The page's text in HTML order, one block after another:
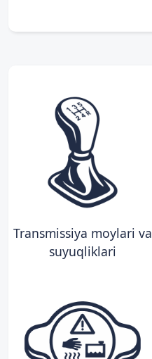
Transmissiya moylari va
suyuqliklari